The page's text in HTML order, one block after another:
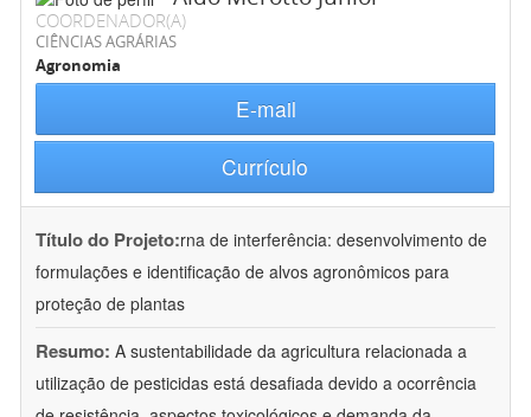
COORDENADOR(A)
CIÊNCIAS AGRÁRIAS
Agronomia
E-mail
Currículo
Título do Projeto:rna de interferência: desenvolvimento de
formulações e identificação de alvos agronômicos para
proteção de plantas
Resumo: A sustentabilidade da agricultura relacionada a
utilização de pesticidas está desafiada devido a ocorrência